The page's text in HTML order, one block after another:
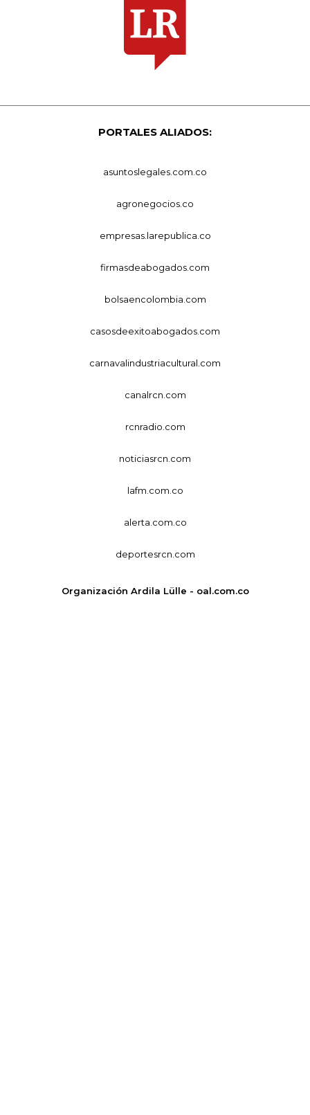
PORTALES ALIADOS:
asuntoslegales.com.co
agronegocios.co
empresas.larepublica.co
firmasdeabogados.com
bolsaencolombia.com
casosdeexitoabogados.com
carnavalindustriacultural.com
canalrcn.com
rcnradio.com
noticiasrcn.com
lafm.com.co
alerta.com.co
deportesrcn.com
Organización Ardila Lülle - oal.com.co